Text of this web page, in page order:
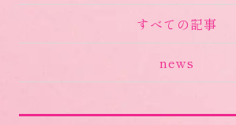
すべての記事
news